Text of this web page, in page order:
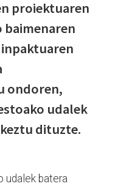
proiektuaren
ondoren,
udalek
dituzte.
udalek batera